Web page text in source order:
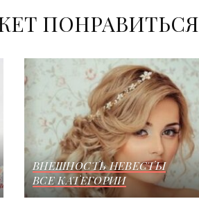
ПОНРАВИТЬСЯ
ВНЕШНОСТЬ НЕВЕСТЫ
ВСЕ КАТЕГОРИИ